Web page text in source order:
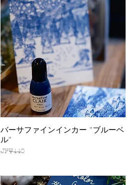
快速瀏覽
バーサファインインカー "ブルーベ
ル"
價格
JP¥440